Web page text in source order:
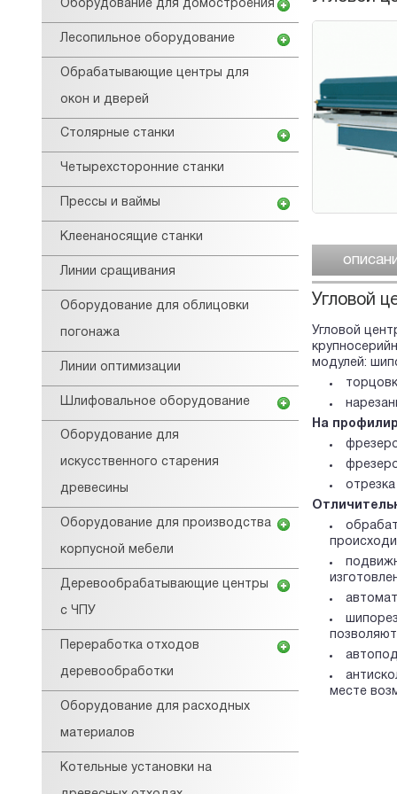
Оборудование для домостроения
Лесопильное оборудование
Обрабатывающие центры для
окон и дверей
Столярные станки
Четырехсторонние станки
Прессы и ваймы
Клеенаносящие станки
Линии сращивания
Оборудование для облицовки
погонажа
Линии оптимизации
Шлифовальное оборудование
Оборудование для
искусственного старения
древесины
Оборудование для производства
корпусной мебели
Деревообрабатывающие центры
с ЧПУ
Переработка отходов
деревообработки
Оборудование для расходных
материалов
Котельные установки на
Угловой
Угловой
модулей:
На
месте